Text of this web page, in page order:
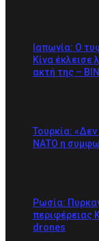
Ιαπωνία: Ο
Κίνα έκλεισε
ακτή της –
Τουρκία: «Δεν
ΝΑΤΟ η
Ρωσία:
περιφέρειας
drones